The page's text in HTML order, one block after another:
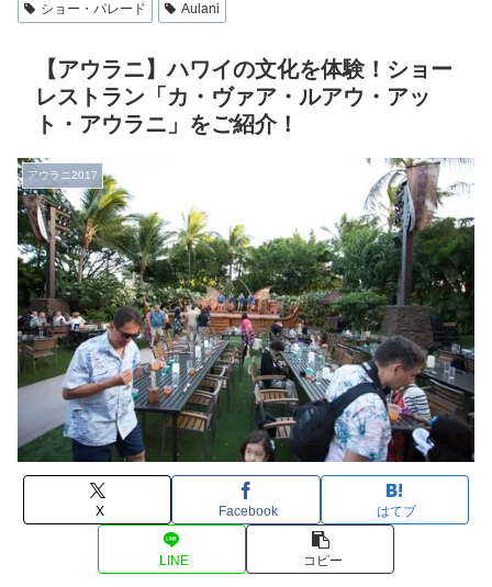
ショー・パレード Aulani
【アウラニ】ハワイの文化を体験！ショー
レストラン「カ・ヴァア・ルアウ・アッ
ト・アウラニ」をご紹介！
アウラニ2017
X Facebook はてブ
LINE コピー